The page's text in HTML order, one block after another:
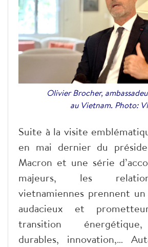
Olivier Brocher,
au Vietnam. Photo:
Suite à la visite
en mai dernier du
Macron et une série
majeurs, les
vietnamiennes prennent
audacieux et
transition
durables, innovation,…